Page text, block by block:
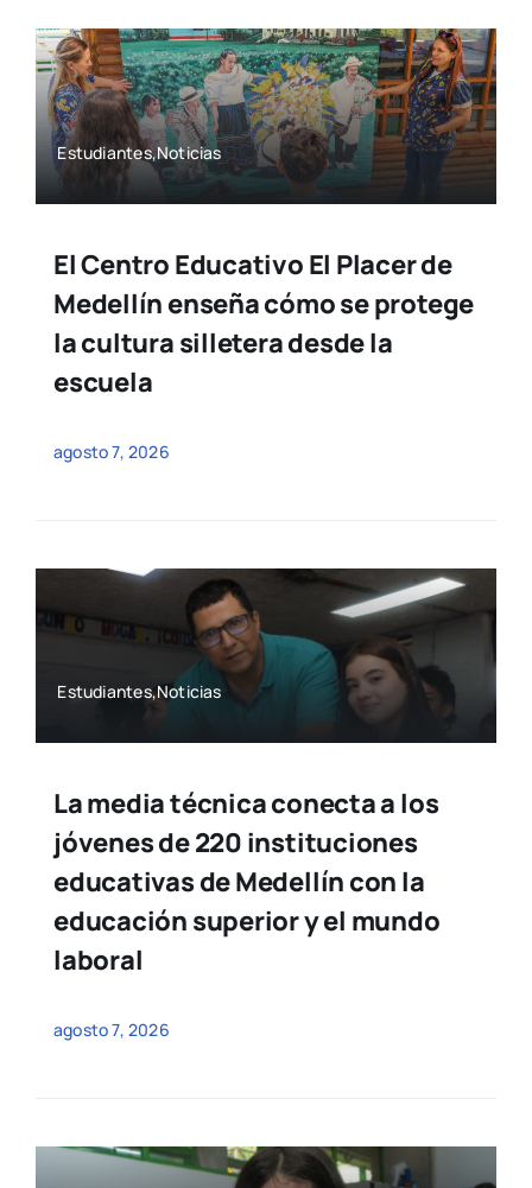
Estudiantes,Noticias
El Centro Educativo El Placer de
Medellín enseña cómo se protege
la cultura silletera desde la
escuela
agosto 7, 2026
Estudiantes,Noticias
La media técnica conecta a los
jóvenes de 220 instituciones
educativas de Medellín con la
educación superior y el mundo
laboral
agosto 7, 2026